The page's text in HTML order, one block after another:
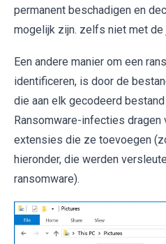
permanent beschadigen en
mogelijk zijn. zelfs niet met
Een andere manier om een
identificeren, is door de
die aan elk gecodeerd
Ransomware-infecties dragen
extensies die ze toevoegen
hieronder, die werden
ransomware).